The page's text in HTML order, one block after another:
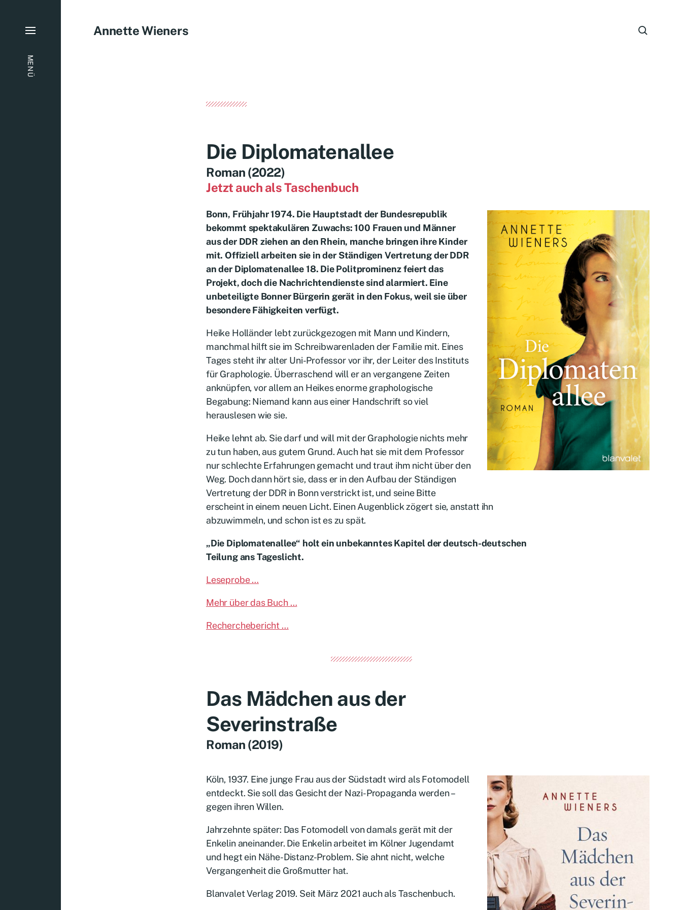
MENÜ
Annette Wieners
Die Diplomatenallee
Roman (2022)
Jetzt auch als Taschenbuch
Bonn, Frühjahr 1974. Die Hauptstadt der Bundesrepublik
bekommt spektakulären Zuwachs: 100 Frauen und Männer
aus der DDR ziehen an den Rhein, manche bringen ihre Kinder
mit. Offiziell arbeiten sie in der Ständigen Vertretung der DDR
an der Diplomatenallee 18. Die Politprominenz feiert das
Projekt, doch die Nachrichtendienste sind alarmiert. Eine
unbeteiligte Bonner Bürgerin gerät in den Fokus, weil sie über
besondere Fähigkeiten verfügt.
Heike Holländer lebt zurückgezogen mit Mann und Kindern,
manchmal hilft sie im Schreibwarenladen der Familie mit. Eines
Tages steht ihr alter Uni-Professor vor ihr, der Leiter des Instituts
für Graphologie. Überraschend will er an vergangene Zeiten
anknüpfen, vor allem an Heikes enorme graphologische
Begabung: Niemand kann aus einer Handschrift so viel
herauslesen wie sie.
Heike lehnt ab. Sie darf und will mit der Graphologie nichts mehr
zu tun haben, aus gutem Grund. Auch hat sie mit dem Professor
nur schlechte Erfahrungen gemacht und traut ihm nicht über den
Weg. Doch dann hört sie, dass er in den Aufbau der Ständigen
Vertretung der DDR in Bonn verstrickt ist, und seine Bitte
erscheint in einem neuen Licht. Einen Augenblick zögert sie, anstatt ihn
abzuwimmeln, und schon ist es zu spät.
„Die Diplomatenallee“ holt ein unbekanntes Kapitel der deutsch-deutschen
Teilung ans Tageslicht.
Leseprobe …
Mehr über das Buch …
Recherchebericht …
Das Mädchen aus der
Severinstraße
Roman (2019)
Köln, 1937. Eine junge Frau aus der Südstadt wird als Fotomodell
entdeckt. Sie soll das Gesicht der Nazi-Propaganda werden –
gegen ihren Willen.
Jahrzehnte später: Das Fotomodell von damals gerät mit der
Enkelin aneinander. Die Enkelin arbeitet im Kölner Jugendamt
und hegt ein Nähe-Distanz-Problem. Sie ahnt nicht, welche
Vergangenheit die Großmutter hat.
Blanvalet Verlag 2019. Seit März 2021 auch als Taschenbuch.